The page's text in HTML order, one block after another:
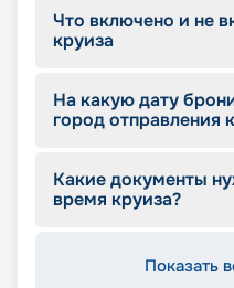
Что включено и не
круиза
На какую дату
город отправления
Какие документы
время круиза?
Показать